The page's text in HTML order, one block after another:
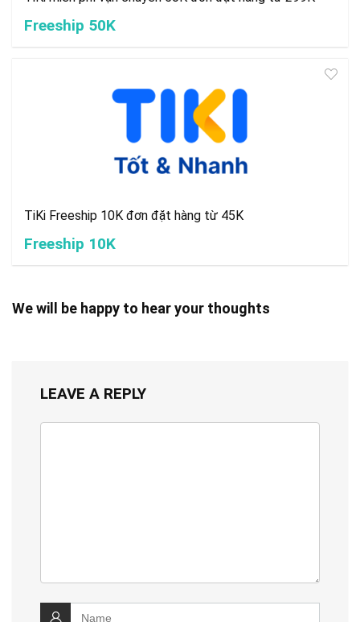
Freeship 50K
TiKi Freeship 10K đơn đặt hàng từ 45K
Freeship 10K
We will be happy to hear your thoughts
LEAVE A REPLY